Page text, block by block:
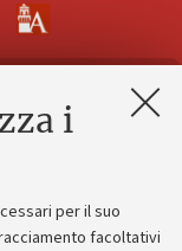
i
per il suo
facoltativi